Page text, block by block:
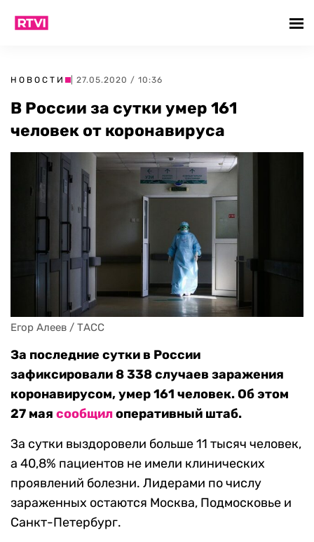
НОВОСТИ | 27.05.2020 / 10:36
В России за сутки умер 161
человек от коронавируса
Егор Алеев / ТАСС
За последние сутки в России
зафиксировали 8 338 случаев заражения
коронавирусом, умер 161 человек. Об этом
27 мая сообщилоперативный штаб.
За сутки выздоровели больше 11 тысяч человек,
а 40,8% пациентов не имели клинических
проявлений болезни. Лидерами по числу
зараженных остаются Москва, Подмосковье и
Санкт-Петербург.